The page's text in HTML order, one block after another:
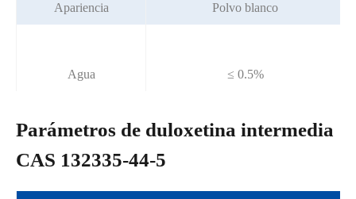
Apariencia Polvo blanco
Agua ≤ 0.5%
Parámetros de duloxetina intermedia
CAS 132335-44-5